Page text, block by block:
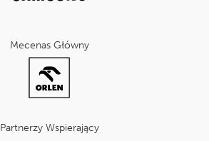
Mecenas Główny
Partnerzy Wspierający